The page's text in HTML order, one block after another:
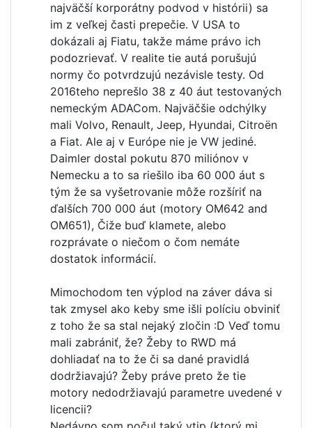
najväčší korporátny podvod v histórii) sa
im z veľkej časti prepečie. V USA to
dokázali aj Fiatu, takže máme právo ich
podozrievať. V realite tie autá porušujú
normy čo potvrdzujú nezávisle testy. Od
2016teho neprešlo 38 z 40 áut testovaných
nemeckým ADACom. Najväčšie odchýlky
mali Volvo, Renault, Jeep, Hyundai, Citroën
a Fiat. Ale aj v Európe nie je VW jediné.
Daimler dostal pokutu 870 miliónov v
Nemecku a to sa riešilo iba 60 000 áut s
tým že sa vyšetrovanie môže rozšíriť na
ďalších 700 000 áut (motory OM642 and
OM651), Čiže buď klamete, alebo
rozprávate o niečom o čom nemáte
dostatok informácií.
Mimochodom ten výplod na záver dáva si
tak zmysel ako keby sme išli políciu obviniť
z toho že sa stal nejaký zločin :D Veď tomu
mali zabrániť, že? Žeby to RWD má
dohliadať na to že či sa dané pravidlá
dodržiavajú? Žeby práve preto že tie
motory nedodržiavajú parametre uvedené v
licencii?